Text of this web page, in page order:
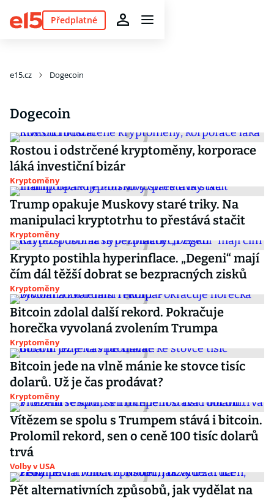
Předplatné
e15.cz Dogecoin
Dogecoin
Rostou i odstrčené kryptoměny, korporace
láká investiční bizár
Kryptoměny
Trump opakuje Muskovy staré triky. Na
manipulaci kryptotrhu to přestává stačit
Kryptoměny
Krypto postihla hyperinflace. „Degeni“ mají
čím dál těžší dobrat se bezpracných zisků
Kryptoměny
Bitcoin zdolal další rekord. Pokračuje
horečka vyvolaná zvolením Trumpa
Kryptoměny
Bitcoin jede na vlně mánie ke stovce tisíc
dolarů. Už je čas prodávat?
Kryptoměny
Vítězem se spolu s Trumpem stává i bitcoin.
Prolomil rekord, sen o ceně 100 tisíc dolarů
trvá
Volby v USA
Pět alternativních způsobů, jak vydělat na